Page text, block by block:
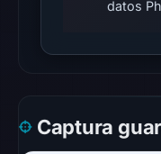
datos
Captura